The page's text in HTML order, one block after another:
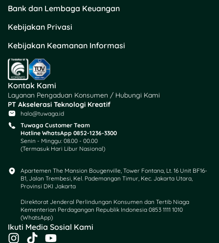
bawalah fotokopi KTP. Tapi
kamu menitipkan KK dan
fotokopi KTP yang
didaftarkan kepada orang
yang mewakilkan.
Jadi, Mana Tarif
Transum Jakarta yang
Paling Mahal?
Kalau diurutkan dari paling
kira-kira seperti ini:
Gratis.
Transjakarta –
Rp2.000 – Rp3.500
flat.
Bank dan Lembaga Keuangan
Kebijakan Privasi
Kebijakan Keamanan Informasi
Kontak Kami
Layanan Pengaduan Konsumen / Hubungi Kami
PT Akselerasi Teknologi Kreatif
halo@tuwaga.id
Tuwaga Customer Team
Hotline WhatsApp 0852-1236-3300
Senin - Minggu: 08.00 - 00.00
(Termasuk Hari Libur Nasional)
Apartemen The Mansion Bougenville, Tower Fontana, Lt. 16 Unit BF16-
B1, Jalan Trembesi, Kel. Pademangan Timur, Kec. Jakarta Utara,
Provinsi DKI Jakarta
Direktorat Jenderal Perlindungan Konsumen dan Tertib Niaga
Kementerian Perdagangan Republik Indonesia 0853 1111 1010
(WhatsApp)​
Ikuti Media Sosial Kami
I
T
Y